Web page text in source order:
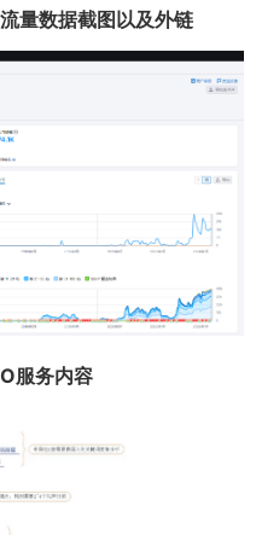
量数据截图以及外链
服务内容